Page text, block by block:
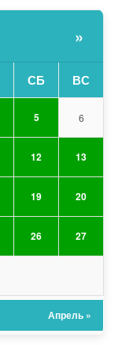
»
СБ ВС
5 6
12 13
19 20
26 27
Апрель »